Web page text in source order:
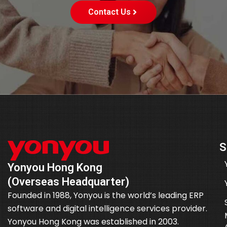
Contact Us
Yonyou Hong Kong
(Overseas Headquarter)
Founded in 1988, Yonyou is the world’s leading ERP
software and digital intelligence services provider.
Yonyou Hong Kong was established in 2003.